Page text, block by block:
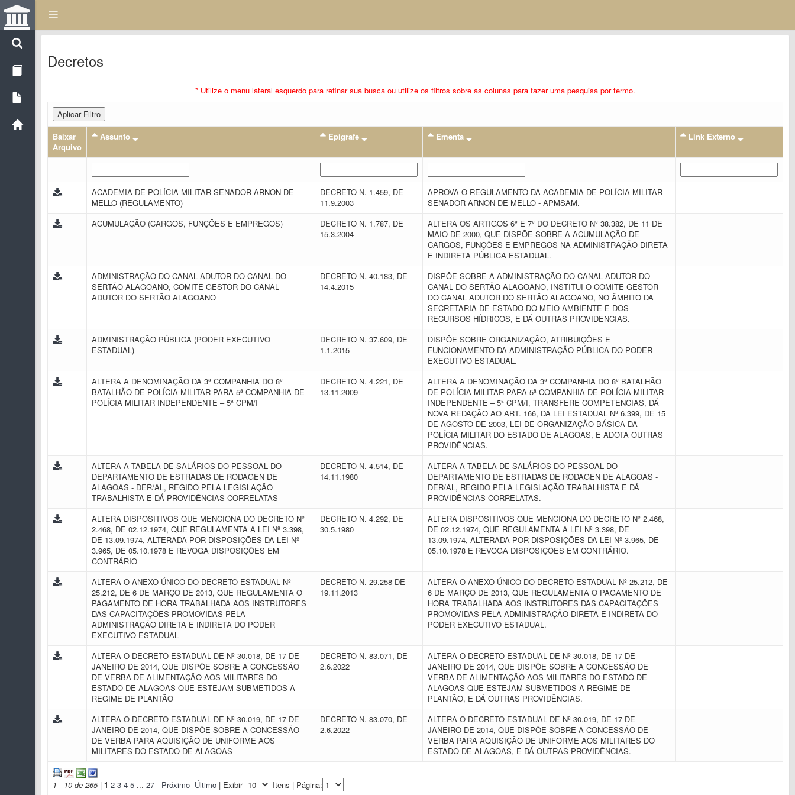
Decretos
* Utilize o menu lateral esquerdo para refinar sua busca ou utilize os filtros sobre as colunas para fazer uma pesquisa por termo.
Aplicar Filtro
Baixar
Arquivo
Assunto Epigrafe Ementa Link Externo
ACADEMIA DE POLÍCIA MILITAR SENADOR ARNON DE
MELLO (REGULAMENTO)
DECRETO N. 1.459, DE
11.9.2003
APROVA O REGULAMENTO DA ACADEMIA DE POLÍCIA MILITAR
SENADOR ARNON DE MELLO - APMSAM.
ACUMULAÇÃO (CARGOS, FUNÇÕES E EMPREGOS)
DECRETO N. 1.787, DE
15.3.2004
ALTERA OS ARTIGOS 6º E 7º DO DECRETO Nº 38.382, DE 11 DE
MAIO DE 2000, QUE DISPÕE SOBRE A ACUMULAÇÃO DE
CARGOS, FUNÇÕES E EMPREGOS NA ADMINISTRAÇÃO DIRETA
E INDIRETA PÚBLICA ESTADUAL.
ADMINISTRAÇÃO DO CANAL ADUTOR DO CANAL DO
SERTÃO ALAGOANO, COMITÊ GESTOR DO CANAL
ADUTOR DO SERTÃO ALAGOANO
DECRETO N. 40.183, DE
14.4.2015
DISPÕE SOBRE A ADMINISTRAÇÃO DO CANAL ADUTOR DO
CANAL DO SERTÃO ALAGOANO, INSTITUI O COMITÊ GESTOR
DO CANAL ADUTOR DO SERTÃO ALAGOANO, NO ÂMBITO DA
SECRETARIA DE ESTADO DO MEIO AMBIENTE E DOS
RECURSOS HÍDRICOS, E DÁ OUTRAS PROVIDÊNCIAS.
ADMINISTRAÇÃO PÚBLICA (PODER EXECUTIVO
ESTADUAL)
DECRETO N. 37.609, DE
1.1.2015
DISPÕE SOBRE ORGANIZAÇÃO, ATRIBUIÇÕES E
FUNCIONAMENTO DA ADMINISTRAÇÃO PÚBLICA DO PODER
EXECUTIVO ESTADUAL.
ALTERA A DENOMINAÇÃO DA 3ª COMPANHIA DO 8º
BATALHÃO DE POLÍCIA MILITAR PARA 5ª COMPANHIA DE
POLÍCIA MILITAR INDEPENDENTE – 5ª CPM/I
DECRETO N. 4.221, DE
13.11.2009
ALTERA A DENOMINAÇÃO DA 3ª COMPANHIA DO 8º BATALHÃO
DE POLÍCIA MILITAR PARA 5ª COMPANHIA DE POLÍCIA MILITAR
INDEPENDENTE – 5ª CPM/I, TRANSFERE COMPETÊNCIAS, DÁ
NOVA REDAÇÃO AO ART. 166, DA LEI ESTADUAL Nº 6.399, DE 15
DE AGOSTO DE 2003, LEI DE ORGANIZAÇÃO BÁSICA DA
POLÍCIA MILITAR DO ESTADO DE ALAGOAS, E ADOTA OUTRAS
PROVIDÊNCIAS.
ALTERA A TABELA DE SALÁRIOS DO PESSOAL DO
DEPARTAMENTO DE ESTRADAS DE RODAGEN DE
ALAGOAS - DER/AL, REGIDO PELA LEGISLAÇÃO
TRABALHISTA E DÁ PROVIDÊNCIAS CORRELATAS
DECRETO N. 4.514, DE
14.11.1980
ALTERA A TABELA DE SALÁRIOS DO PESSOAL DO
DEPARTAMENTO DE ESTRADAS DE RODAGEN DE ALAGOAS -
DER/AL, REGIDO PELA LEGISLAÇÃO TRABALHISTA E DÁ
PROVIDÊNCIAS CORRELATAS.
ALTERA DISPOSITIVOS QUE MENCIONA DO DECRETO Nº
2.468, DE 02.12.1974, QUE REGULAMENTA A LEI Nº 3.398,
DE 13.09.1974, ALTERADA POR DISPOSIÇÕES DA LEI Nº
3.965, DE 05.10.1978 E REVOGA DISPOSIÇÕES EM
CONTRÁRIO
DECRETO N. 4.292, DE
30.5.1980
ALTERA DISPOSITIVOS QUE MENCIONA DO DECRETO Nº 2.468,
DE 02.12.1974, QUE REGULAMENTA A LEI Nº 3.398, DE
13.09.1974, ALTERADA POR DISPOSIÇÕES DA LEI Nº 3.965, DE
05.10.1978 E REVOGA DISPOSIÇÕES EM CONTRÁRIO.
ALTERA O ANEXO ÚNICO DO DECRETO ESTADUAL Nº
25.212, DE 6 DE MARÇO DE 2013, QUE REGULAMENTA O
PAGAMENTO DE HORA TRABALHADA AOS INSTRUTORES
DAS CAPACITAÇÕES PROMOVIDAS PELA
ADMINISTRAÇÃO DIRETA E INDIRETA DO PODER
EXECUTIVO ESTADUAL
DECRETO N. 29.258 DE
19.11.2013
ALTERA O ANEXO ÚNICO DO DECRETO ESTADUAL Nº 25.212, DE
6 DE MARÇO DE 2013, QUE REGULAMENTA O PAGAMENTO DE
HORA TRABALHADA AOS INSTRUTORES DAS CAPACITAÇÕES
PROMOVIDAS PELA ADMINISTRAÇÃO DIRETA E INDIRETA DO
PODER EXECUTIVO ESTADUAL.
ALTERA O DECRETO ESTADUAL DE Nº 30.018, DE 17 DE
JANEIRO DE 2014, QUE DISPÕE SOBRE A CONCESSÃO
DE VERBA DE ALIMENTAÇÃO AOS MILITARES DO
ESTADO DE ALAGOAS QUE ESTEJAM SUBMETIDOS A
REGIME DE PLANTÃO
DECRETO N. 83.071, DE
2.6.2022
ALTERA O DECRETO ESTADUAL DE Nº 30.018, DE 17 DE
JANEIRO DE 2014, QUE DISPÕE SOBRE A CONCESSÃO DE
VERBA DE ALIMENTAÇÃO AOS MILITARES DO ESTADO DE
ALAGOAS QUE ESTEJAM SUBMETIDOS A REGIME DE
PLANTÃO, E DÁ OUTRAS PROVIDÊNCIAS.
ALTERA O DECRETO ESTADUAL DE Nº 30.019, DE 17 DE
JANEIRO DE 2014, QUE DISPÕE SOBRE A CONCESSÃO
DE VERBA PARA AQUISIÇÃO DE UNIFORME AOS
MILITARES DO ESTADO DE ALAGOAS
DECRETO N. 83.070, DE
2.6.2022
ALTERA O DECRETO ESTADUAL DE Nº 30.019, DE 17 DE
JANEIRO DE 2014, QUE DISPÕE SOBRE A CONCESSÃO DE
VERBA PARA AQUISIÇÃO DE UNIFORME AOS MILITARES DO
ESTADO DE ALAGOAS, E DÁ OUTRAS PROVIDÊNCIAS.
1 - 10 de 265| 1 2 3 4 5 ... 27 Próximo Último | Exibir Itens | Página: